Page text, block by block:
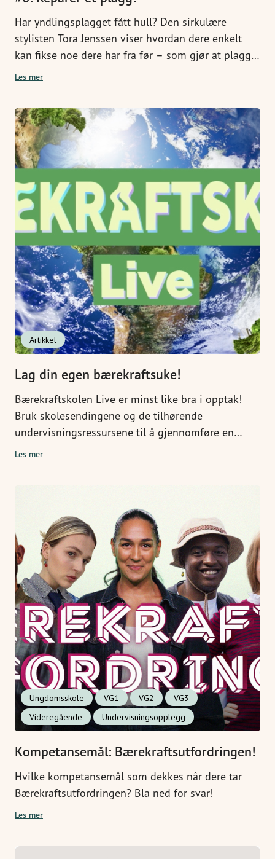
Har yndlingsplagget fått hull? Den sirkulære
stylisten Tora Jenssen viser hvordan dere enkelt
kan fikse noe dere har fra før – som gjør at plagget
blir enda kulere enn det var!
Les mer
Artikkel
Lag din egen bærekraftsuke!
Bærekraftskolen Live er minst like bra i opptak!
Bruk skolesendingene og de tilhørende
undervisningsressursene til å gjennomføre en
bærekraftsuke – akkurat når det passer deg og
Les mer
Ungdomsskole VG1 VG2
VG3
Videregående
Undervisningsopplegg
Kompetansemål: Bærekraftsutfordringen!
Hvilke kompetansemål som dekkes når dere tar
Bærekraftsutfordringen? Bla ned for svar!
Les mer